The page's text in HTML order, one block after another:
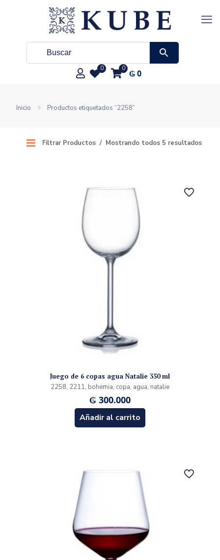
0 0 ₲0
Inicio Productos etiquetados “2258”
Filtrar Productos Mostrando todos 5 resultados
Juego de 6 copas agua Natalie 350 ml
2258, 2211, bohemia, copa, agua, natalie
₲ 300.000
Añadir al carrito